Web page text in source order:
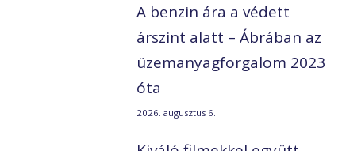
A benzin ára a védett
árszint alatt – Ábrában az
üzemanyagforgalom 2023
óta
2026. augusztus 6.